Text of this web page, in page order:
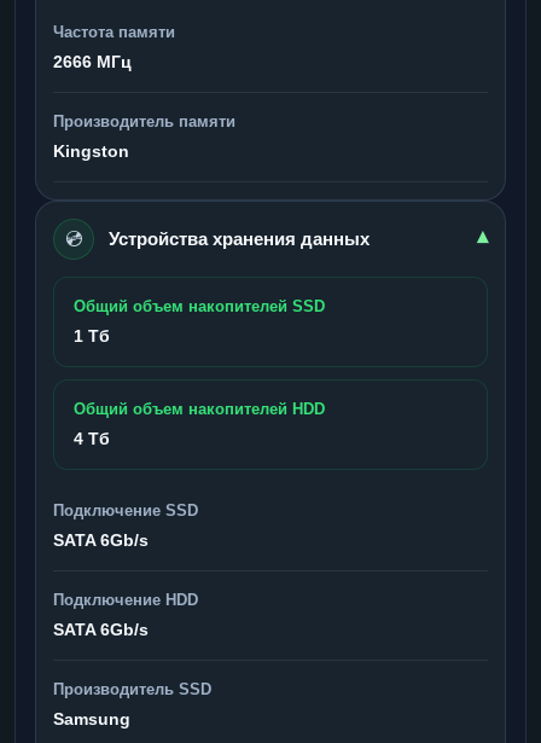
Частота памяти
2666 МГц
Производитель памяти
Kingston
💿 Устройства хранения данных ▾
Общий объем накопителей SSD
1 Тб
Общий объем накопителей HDD
4 Тб
Подключение SSD
SATA 6Gb/s
Подключение HDD
SATA 6Gb/s
Производитель SSD
Samsung